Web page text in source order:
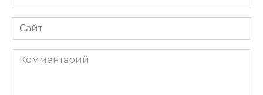
*
Сайт
Комментарий